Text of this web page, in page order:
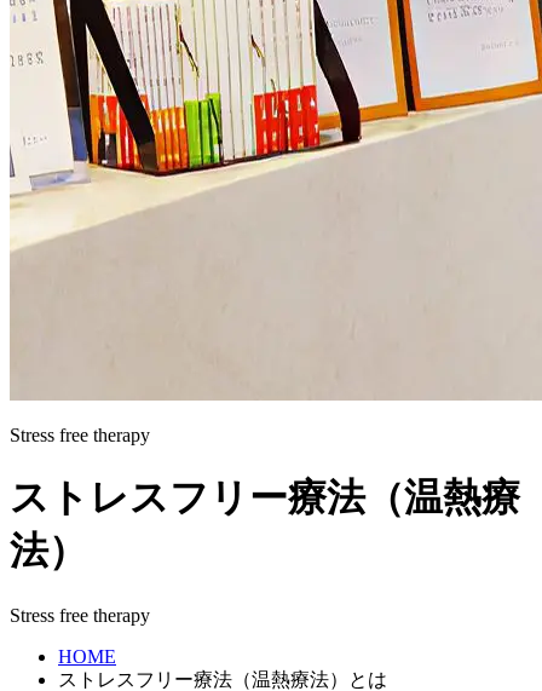
Stress free therapy
ストレスフリー療法（温熱療
法）
Stress free therapy
HOME
ストレスフリー療法（温熱療法）とは